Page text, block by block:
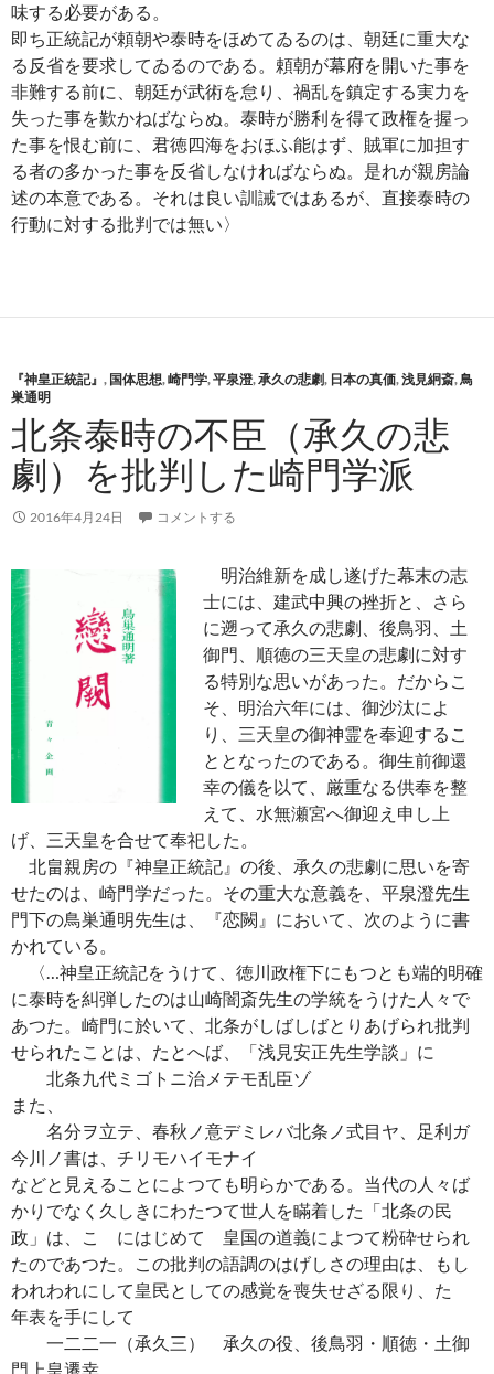
味する必要がある。
即ち正統記が頼朝や泰時をほめてゐるのは、朝廷に重大な
る反省を要求してゐるのである。頼朝が幕府を開いた事を
非難する前に、朝廷が武術を怠り、禍乱を鎮定する実力を
失った事を歎かねばならぬ。泰時が勝利を得て政権を握っ
た事を恨む前に、君徳四海をおほふ能はず、賊軍に加担す
る者の多かった事を反省しなければならぬ。是れが親房論
述の本意である。それは良い訓誡ではあるが、直接泰時の
行動に対する批判では無い〉
『神皇正統記』 , 国体思想,崎門学,平泉澄,承久の悲劇, 日本の真価,浅見絅斎,鳥
巣通明
北条泰時の不臣（承久の悲
劇）を批判した崎門学派
2016年4月24日 コメントする
明治維新を成し遂げた幕末の志
士には、建武中興の挫折と、さら
に遡って承久の悲劇、後鳥羽、土
御門、順徳の三天皇の悲劇に対す
る特別な思いがあった。だからこ
そ、明治六年には、御沙汰によ
り、三天皇の御神霊を奉迎するこ
ととなったのである。御生前御還
幸の儀を以て、厳重なる供奉を整
えて、水無瀬宮へ御迎え申し上
げ、三天皇を合せて奉祀した。
北畠親房の『神皇正統記』の後、承久の悲劇に思いを寄
せたのは、崎門学だった。その重大な意義を、平泉澄先生
門下の鳥巣通明先生は、『恋闕』において、次のように書
かれている。
〈…神皇正統記をうけて、徳川政権下にもつとも端的明確
に泰時を糾弾したのは山崎闇斎先生の学統をうけた人々で
あつた。崎門に於いて、北条がしばしばとりあげられ批判
せられたことは、たとへば、「浅見安正先生学談」に
北条九代ミゴトニ治メテモ乱臣ゾ
また、
名分ヲ立テ、春秋ノ意デミレバ北条ノ式目ヤ、足利ガ
今川ノ書は、チリモハイモナイ
などと見えることによつても明らかである。当代の人々ば
かりでなく久しきにわたつて世人を瞞着した「北条の民
政」は、こゝにはじめて 皇国の道義によつて粉砕せられ
たのであつた。この批判の語調のはげしさの理由は、もし
われわれにして皇民としての感覚を喪失せざる限り、たゞ
年表を手にして
一二二一（承久三） 承久の役、後鳥羽・順徳・土御
門上皇遷幸